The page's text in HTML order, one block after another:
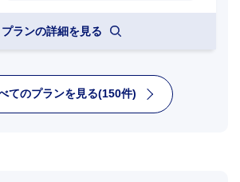
プランの詳細を見る
てのプランを見る(150件)